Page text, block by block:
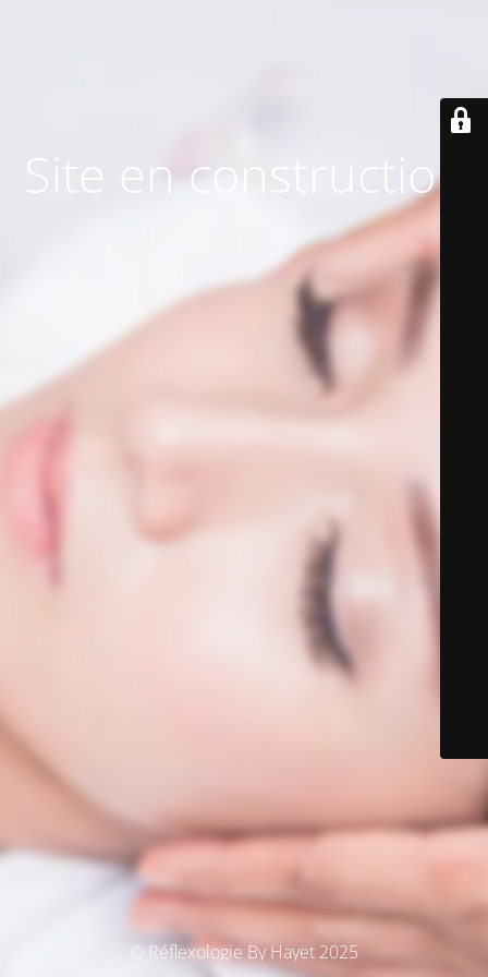
Site en construction
© Réflexologie By Hayet 2025